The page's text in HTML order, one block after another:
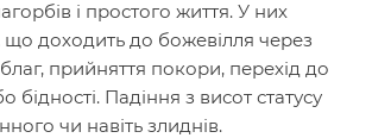
і простого життя. У них
доходить до божевілля через
прийняття покори, перехід до
бідності. Падіння з висот статусу
чи навіть злиднів.